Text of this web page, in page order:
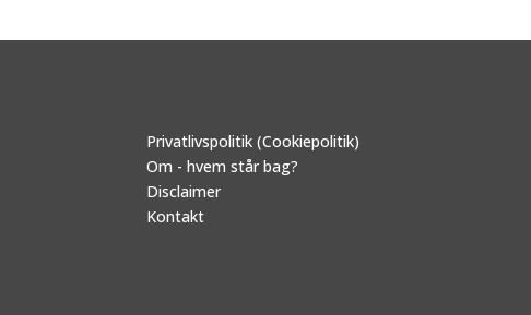
Privatlivspolitik (Cookiepolitik)
Om - hvem står bag?
Disclaimer
Kontakt